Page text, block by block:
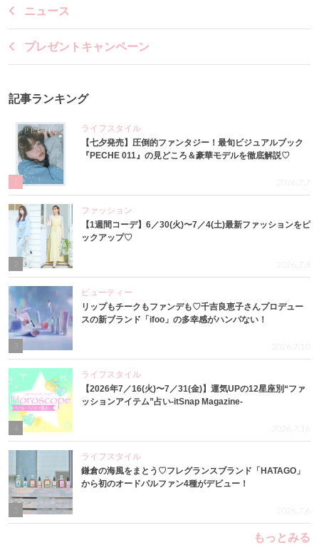
ニュース
プレゼントキャンペーン
記事ランキング
ライフスタイル
【七夕発売】圧倒的ファンタジー！最旬ビジュアルブック
『PECHE 011』の見どころ＆豪華モデルを徹底解説♡
2026.7.7
ファッション
【1週間コーデ】6／30(火)〜7／4(土)最新ファッションをピ
ックアップ♡
2026.7.8
3
ビューティー
リップもチークもファンデも♡千吉良恵子さんプロデュー
スの新ブランド「ifoo」の多幸感がハンパない！
2026.7.10
4
ライフスタイル
【2026年7／16(火)〜7／31(金)】運気UPの12星座別“ファ
ッションアイテム”占い-itSnap Magazine-
2026.7.16
ライフスタイル
鎌倉の海風をまとう♡フレグランスブランド「HATAGO」
から初のオードパルファン4種がデビュー！
2026.7.6
もっとみる